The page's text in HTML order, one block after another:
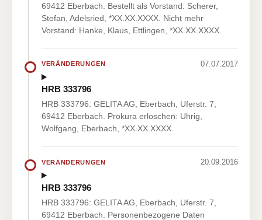
69412 Eberbach. Bestellt als Vorstand: Scherer,
Stefan, Adelsried, *XX.XX.XXXX. Nicht mehr
Vorstand: Hanke, Klaus, Ettlingen, *XX.XX.XXXX.
VERÄNDERUNGEN 07.07.2017
HRB 333796
HRB 333796: GELITA AG, Eberbach, Uferstr. 7,
69412 Eberbach. Prokura erloschen: Uhrig,
Wolfgang, Eberbach, *XX.XX.XXXX.
VERÄNDERUNGEN 20.09.2016
HRB 333796
HRB 333796: GELITA AG, Eberbach, Uferstr. 7,
69412 Eberbach. Personenbezogene Daten